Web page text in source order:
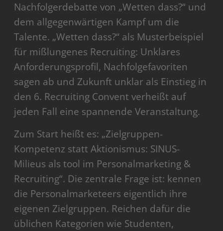
Nachfolgerdebatte von „Wetten dass?“ und
dem allgegenwärtigen Kampf um die
Talente. „Wetten dass?“ als Musterbeispiel
für mißlungenes Recruiting: Unklares
Anforderungsprofil, Nachfolgefavoriten
sagen ab und Zukunft unklar als Einstieg in
den 6. Recruiting Convent verheißt auf
jeden Fall eine spannende Veranstaltung.
Zum Start heißt es: „Zielgruppen-
Kompetenz statt Aktionismus: SINUS-
Milieus als tool im Personalmarketing &
Recruiting“. Die zentrale Frage ist: kennen
die Personalmarketeers eigentlich ihre
eigenen Zielgruppen. Reichen dafür die
üblichen Kategorien wie Studenten,